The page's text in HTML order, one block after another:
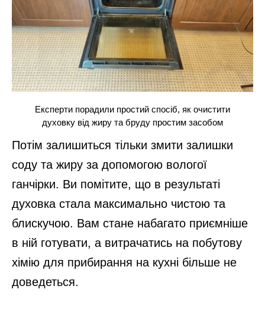
Експерти порадили простий спосіб, як очистити
духовку від жиру та бруду простим засобом
Потім залишиться тільки змити залишки
соду та жиру за допомогою вологої
ганчірки. Ви помітите, що в результаті
духовка стала максимально чистою та
блискучою. Вам стане набагато приємніше
в ній готувати, а витрачатись на побутову
хімію для прибирання на кухні більше не
доведеться.